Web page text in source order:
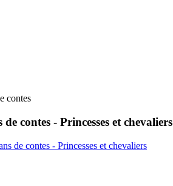
contes
contes - Princesses et chevaliers
de contes - Princesses et chevaliers